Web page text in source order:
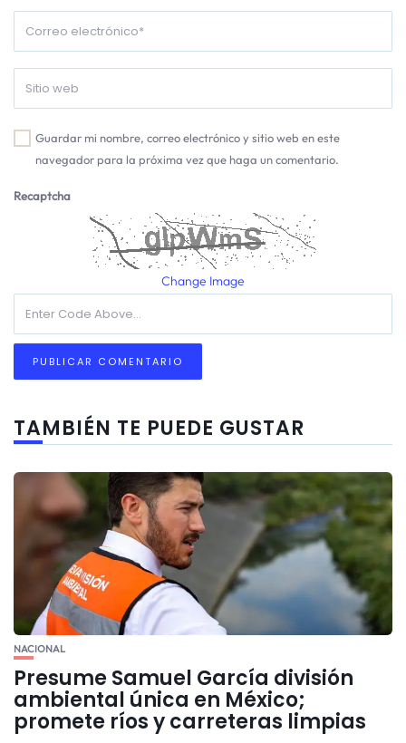
Guardar mi nombre, correo electrónico y sitio web en este
navegador para la próxima vez que haga un comentario.
Recaptcha
Change Image
TAMBIÉN TE PUEDE GUSTAR
NACIONAL
Presume Samuel García división
ambiental única en México;
promete ríos y carreteras limpias